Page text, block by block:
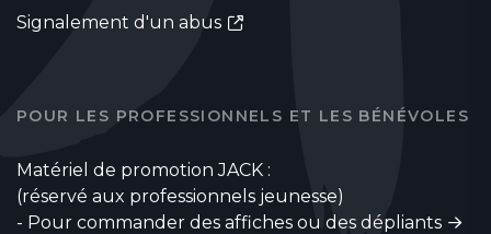
Signalement d'un abus
POUR LES PROFESSIONNELS ET LES BÉNÉVOLES
Matériel de promotion JACK :
(réservé aux professionnels jeunesse)
- Pour commander des affiches ou des dépliants